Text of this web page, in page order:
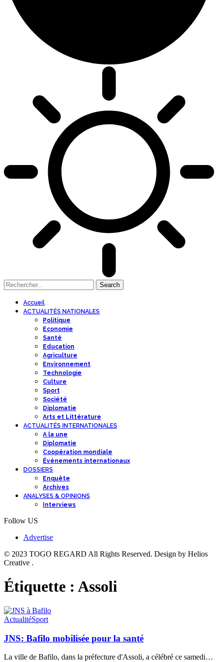
Accueil
ACTUALITÉS NATIONALES
Politique
Economie
Santé
Education
Agriculture
Environnement
Technologie
Culture
Sport
Société
Diplomatie
Arts et Littérature
ACTUALITÉS INTERNATIONALES
A la une
Diplomatie
Coopération mondiale
Événements internationaux
DOSSIERS
Enquête
Archives
ANALYSES & OPINIONS
Interviews
Follow US
Advertise
© 2023 TOGO REGARD All Rights Reserved. Design by Helios
Creative .
Étiquette : Assoli
ActualitéSport
JNS: Bafilo mobilisée pour la santé
La ville de Bafilo, dans la préfecture d'Assoli, a célébré ce samedi…